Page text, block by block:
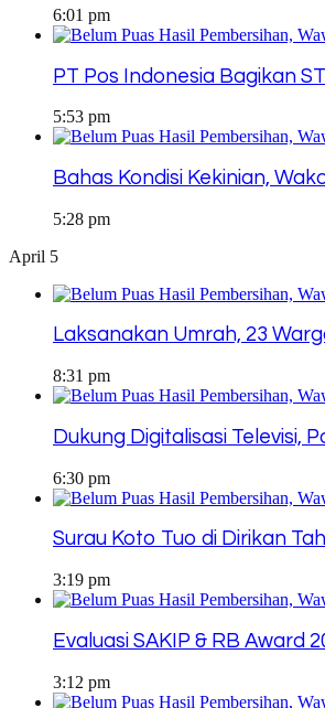
6:01 pm
PT Pos Indonesia Bagikan
5:53 pm
Bahas Kondisi Kekinian,
5:28 pm
April 5
Laksanakan Umrah, 23
8:31 pm
Dukung Digitalisasi Televisi,
6:30 pm
Surau Koto Tuo di Dirikan
3:19 pm
Evaluasi SAKIP & RB Award
3:12 pm